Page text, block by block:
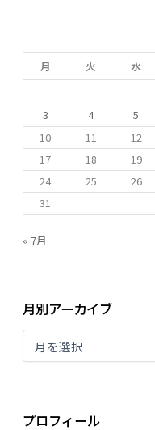
月
火 水
3
4 5
10
11 12
17
18 19
24
25 26
31
« 7月
月別アーカイブ
プロフィール